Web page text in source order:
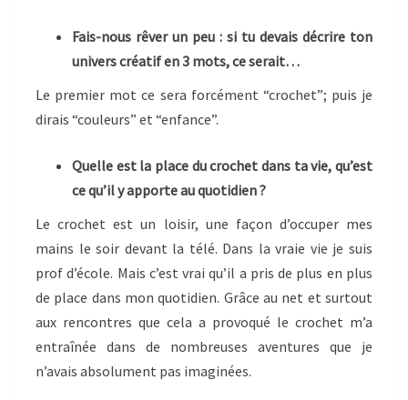
Fais-nous rêver un peu : si tu devais décrire ton
univers créatif en 3 mots, ce serait…
Le premier mot ce sera forcément “crochet”; puis je
dirais “couleurs” et “enfance”.
Quelle est la place du crochet dans ta vie, qu’est
ce qu’il y apporte au quotidien ?
Le crochet est un loisir, une façon d’occuper mes
mains le soir devant la télé. Dans la vraie vie je suis
prof d’école. Mais c’est vrai qu’il a pris de plus en plus
de place dans mon quotidien. Grâce au net et surtout
aux rencontres que cela a provoqué le crochet m’a
entraînée dans de nombreuses aventures que je
n’avais absolument pas imaginées.